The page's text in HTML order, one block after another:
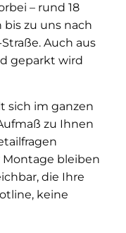
– rund 18
zu uns nach
Auch aus
geparkt wird
sich im ganzen
zu Ihnen
Montage bleiben
die Ihre
keine